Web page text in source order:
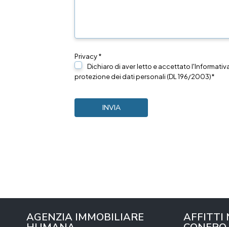
Privacy *
Dichiaro di aver letto e accettato
protezione dei dati personali (DL 196/2003)*
AGENZIA IMMOBILIARE AFFITTI